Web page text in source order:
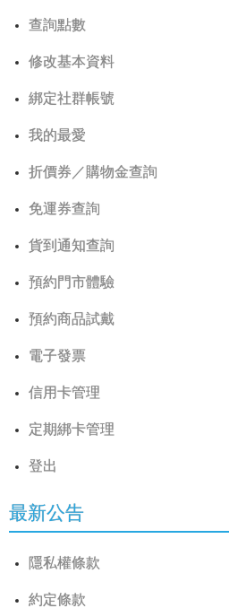
查詢點數
修改基本資料
綁定社群帳號
我的最愛
折價券／購物金查詢
免運券查詢
貨到通知查詢
預約門市體驗
預約商品試戴
電子發票
信用卡管理
定期綁卡管理
登出
最新公告
隱私權條款
約定條款